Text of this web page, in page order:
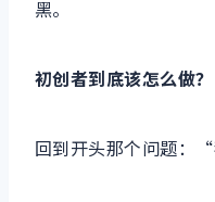
黑。
初创者到底该怎么做？
回到开头那个问题：